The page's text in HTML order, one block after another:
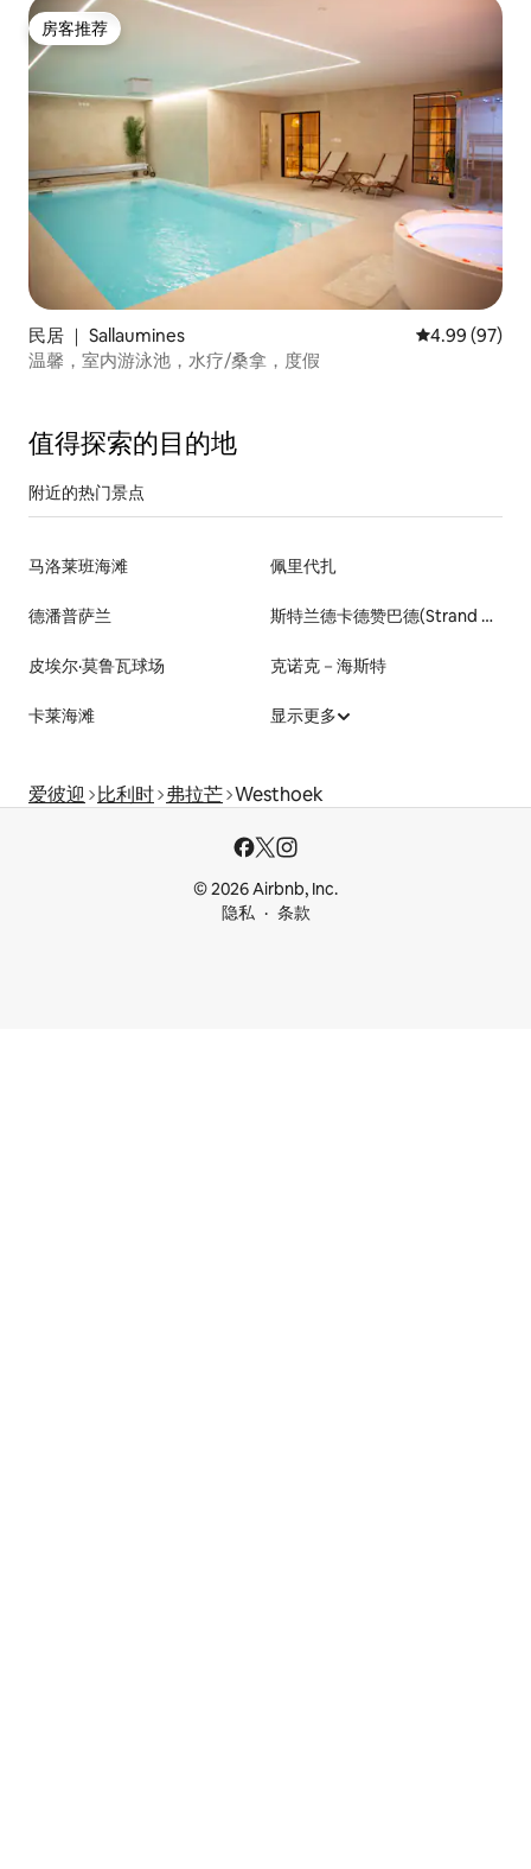
房客推荐
房客推荐
民居 ｜ Sallaumines 平均评分 4.99
4.99 (97)
温馨，室内游泳池，水疗/桑拿，度假
值得探索的目的地
附近的热门景点
马洛莱班海滩 佩里代扎
德潘普萨兰 斯特兰德卡德赞巴德(Strand Cadzand-Bad)
皮埃尔·莫鲁瓦球场 克诺克－海斯特
卡莱海滩 显示更多
爱彼迎 比利时 弗拉芒 Westhoek
© 2026 Airbnb, Inc.
隐私
条款